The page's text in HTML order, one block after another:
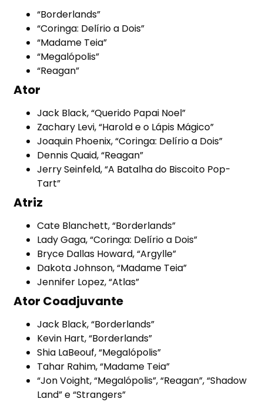
“Borderlands”
“Coringa: Delírio a Dois”
“Madame Teia”
“Megalópolis”
“Reagan”
Ator
Jack Black, “Querido Papai Noel”
Zachary Levi, “Harold e o Lápis Mágico”
Joaquin Phoenix, “Coringa: Delírio a Dois”
Dennis Quaid, “Reagan”
Jerry Seinfeld, “A Batalha do Biscoito Pop-
Tart”
Atriz
Cate Blanchett, “Borderlands”
Lady Gaga, “Coringa: Delírio a Dois”
Bryce Dallas Howard, “Argylle”
Dakota Johnson, “Madame Teia”
Jennifer Lopez, “Atlas”
Ator Coadjuvante
Jack Black, “Borderlands”
Kevin Hart, “Borderlands”
Shia LaBeouf, “Megalópolis”
Tahar Rahim, “Madame Teia”
“Jon Voight, “Megalópolis”, “Reagan”, “Shadow
Land” e “Strangers”